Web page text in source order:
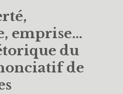
emprise…
du
de